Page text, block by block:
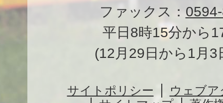
ファックス：
平日8時15分から
(12月29日から1月3
サイトポリシー
ウェブ